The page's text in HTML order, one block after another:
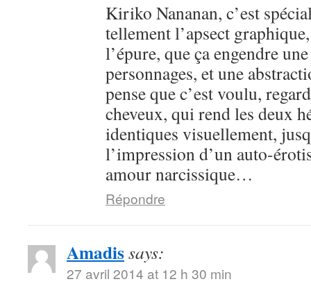
Kiriko Nananan, c’est
tellement l’apsect
l’épure, que ça engendre
personnages, et une
pense que c’est voulu,
cheveux, qui rend les deux
identiques visuellement,
l’impression d’un auto-
amour narcissique…
Répondre
Amadissays:
27 avril 2014 at 12 h 30 min